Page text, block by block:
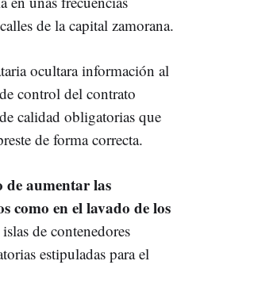
de la capital zamorana.
ocultara información al
control del contrato
calidad obligatorias que
de forma correcta.
de aumentar las
como en el lavado de los
de contenedores
estipuladas para el